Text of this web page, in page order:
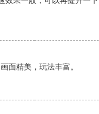
面精美，玩法丰富。